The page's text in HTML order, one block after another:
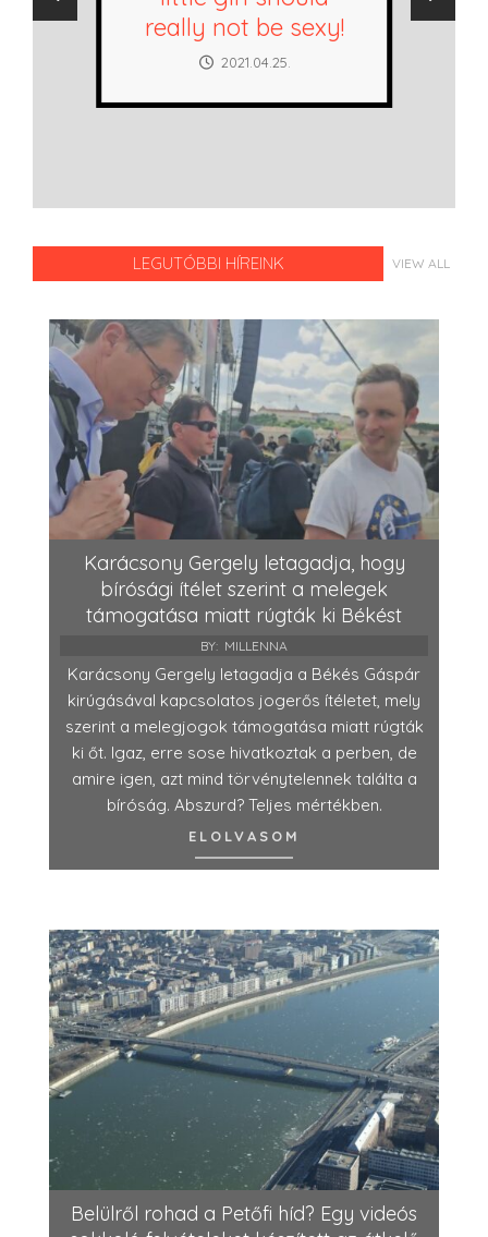
really not be sexy!
2021.04.25.
LEGUTÓBBI HÍREINK VIEW ALL
Karácsony Gergely letagadja, hogy
bírósági ítélet szerint a melegek
támogatása miatt rúgták ki Békést
BY: MILLENNA
Karácsony Gergely letagadja a Békés Gáspár
kirúgásával kapcsolatos jogerős ítéletet, mely
szerint a melegjogok támogatása miatt rúgták
ki őt. Igaz, erre sose hivatkoztak a perben, de
amire igen, azt mind törvénytelennek találta a
bíróság. Abszurd? Teljes mértékben.
ELOLVASOM
Belülről rohad a Petőfi híd? Egy videós